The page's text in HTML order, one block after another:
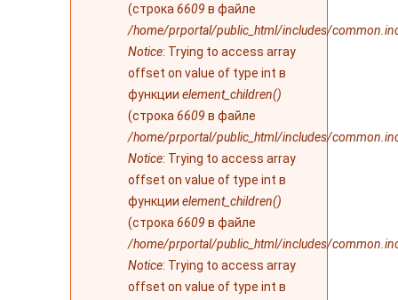
(строка 6609 в файле
/home/prportal/public_html/includes/
Notice: Trying to access array
offset on value of type int в
функции element_children()
(строка 6609 в файле
/home/prportal/public_html/includes/
Notice: Trying to access array
offset on value of type int в
функции element_children()
(строка 6609 в файле
/home/prportal/public_html/includes/
Notice: Trying to access array
offset on value of type int в